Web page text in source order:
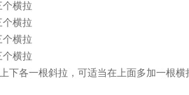
个横拉
个横拉
个横拉
个横拉
下各一根斜拉，可适当在上面多加一根